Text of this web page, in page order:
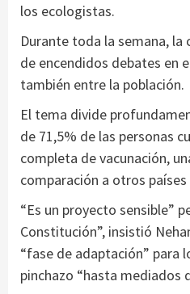
los ecologistas.
Durante toda la semana,
de encendidos debates en
también entre la población.
El tema divide
de 71,5% de las personas
completa de vacunación,
comparación a otros
“Es un proyecto sensible”
Constitución”, insistió
“fase de adaptación” para
pinchazo “hasta mediados